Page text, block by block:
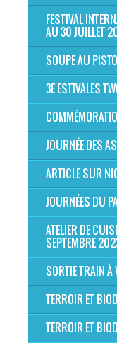
FESTIVAL
AU 30 JUILLET
SOUPE AU
3E ESTIVALES
JOURNÉE DES
ARTICLE SUR
JOURNÉES DU
ATELIER DE
SEPTEMBRE
SORTIE TRAIN À
TERROIR ET
TERROIR ET